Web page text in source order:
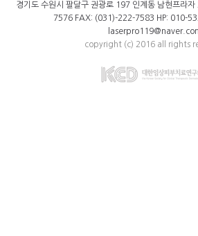
경기도 수원시 팔달구 권광로 197 인계동 남현프라
7576 FAX: (031)-222-7583 HP: 010-
copyright (c) 2016 all rights